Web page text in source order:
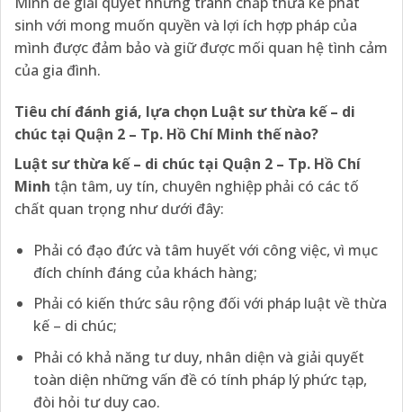
sinh với mong muốn quyền và lợi ích hợp pháp của
mình được đảm bảo và giữ được mối quan hệ tình cảm
của gia đình.
Tiêu chí đánh giá, lựa chọn Luật sư thừa kế – di
chúc tại Quận 2 – Tp. Hồ Chí Minh thế nào?
Luật sư thừa kế – di chúc tại Quận 2 – Tp. Hồ Chí
Minh tận tâm, uy tín, chuyên nghiệp phải có các tố
chất quan trọng như dưới đây:
Phải có đạo đức và tâm huyết với công việc, vì mục
đích chính đáng của khách hàng;
Phải có kiến thức sâu rộng đối với pháp luật về thừa
kế – di chúc;
Phải có khả năng tư duy, nhân diện và giải quyết
toàn diện những vấn đề có tính pháp lý phức tạp,
đòi hỏi tư duy cao.